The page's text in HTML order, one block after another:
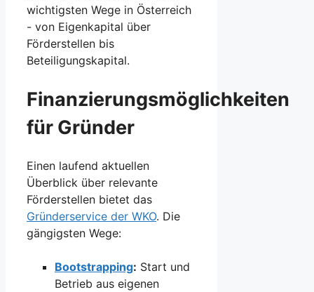
wichtigsten Wege in Österreich
- von Eigenkapital über
Förderstellen bis
Beteiligungskapital.
Finanzierungsmöglichkeiten
für Gründer
Einen laufend aktuellen
Überblick über relevante
Förderstellen bietet das
Gründerservice der WKO. Die
gängigsten Wege:
Bootstrapping: Start und
Betrieb aus eigenen